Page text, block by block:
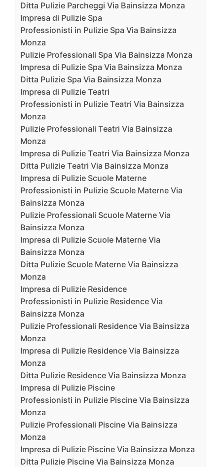
Ditta Pulizie Parcheggi Via Bainsizza Monza
Impresa di Pulizie Spa
Professionisti in Pulizie Spa Via Bainsizza
Monza
Pulizie Professionali Spa Via Bainsizza Monza
Impresa di Pulizie Spa Via Bainsizza Monza
Ditta Pulizie Spa Via Bainsizza Monza
Impresa di Pulizie Teatri
Professionisti in Pulizie Teatri Via Bainsizza
Monza
Pulizie Professionali Teatri Via Bainsizza
Monza
Impresa di Pulizie Teatri Via Bainsizza Monza
Ditta Pulizie Teatri Via Bainsizza Monza
Impresa di Pulizie Scuole Materne
Professionisti in Pulizie Scuole Materne Via
Bainsizza Monza
Pulizie Professionali Scuole Materne Via
Bainsizza Monza
Impresa di Pulizie Scuole Materne Via
Bainsizza Monza
Ditta Pulizie Scuole Materne Via Bainsizza
Monza
Impresa di Pulizie Residence
Professionisti in Pulizie Residence Via
Bainsizza Monza
Pulizie Professionali Residence Via Bainsizza
Monza
Impresa di Pulizie Residence Via Bainsizza
Monza
Ditta Pulizie Residence Via Bainsizza Monza
Impresa di Pulizie Piscine
Professionisti in Pulizie Piscine Via Bainsizza
Monza
Pulizie Professionali Piscine Via Bainsizza
Monza
Impresa di Pulizie Piscine Via Bainsizza Monza
Ditta Pulizie Piscine Via Bainsizza Monza